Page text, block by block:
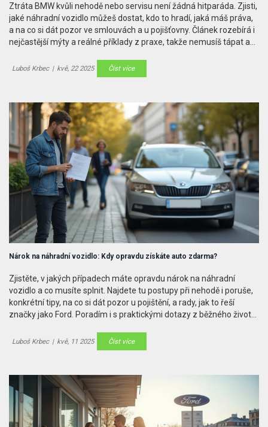
Ztráta BMW kvůli nehodě nebo servisu není žádná hitparáda. Zjisti,
jaké náhradní vozidlo můžeš dostat, kdo to hradí, jaká máš práva,
a na co si dát pozor ve smlouvách a u pojišťovny. Článek rozebírá i
nejčastější mýty a reálné příklady z praxe, takže nemusíš tápat a
zbytečným překvapením.
Luboš Krbec | kvě, 22 2025 Číst více
Nárok na náhradní vozidlo: Kdy opravdu získáte auto zdarma?
Zjistěte, v jakých případech máte opravdu nárok na náhradní
vozidlo a co musíte splnit. Najdete tu postupy při nehodě i poruše,
konkrétní tipy, na co si dát pozor u pojištění, a rady, jak to řeší
značky jako Ford. Poradím i s praktickými dotazy z běžného života
Luboš Krbec | kvě, 11 2025 Číst více